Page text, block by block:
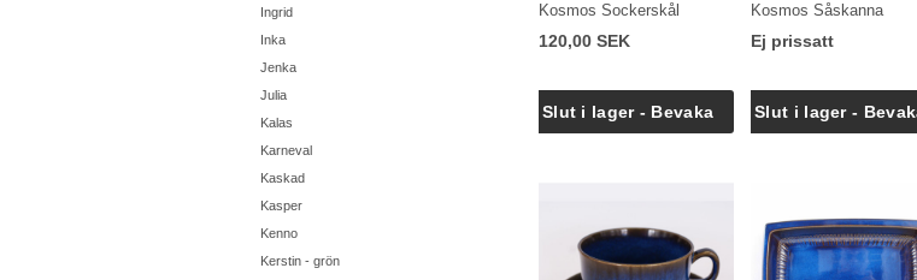
Ingrid
Inka
Jenka
Julia
Kalas
Karneval
Kaskad
Kasper
Kenno
Kerstin - grön
Kosmos Sockerskål
120,00 SEK
Kosmos Såskanna
Ej prissatt